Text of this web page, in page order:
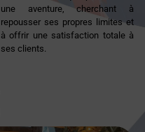
une aventure, cherchant à
repousser ses propres limites et
à offrir une satisfaction totale à
ses clients.